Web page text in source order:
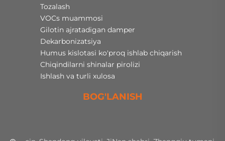
Tozalash
VOCs muammosi
Gilotin ajratadigan damper
Dekarbonizatsiya
Humus kislotasi ko'proq ishlab chiqarish
Chiqindilarni shinalar pirolizi
Ishlash va turli xulosa
BOG'LANISH